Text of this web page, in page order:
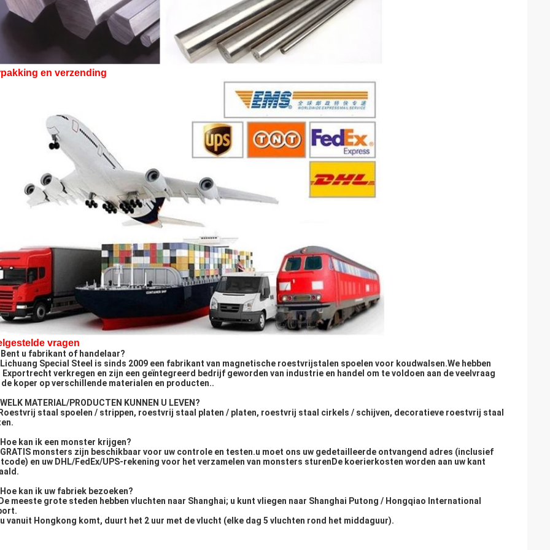
en verzending
vragen
Bent u fabrikant of handelaar?
Special Steel is sinds 2009 een fabrikant van magnetische roestvrijstalen spoelen voor koudwalsen.We hebben
Exportrecht verkregen en zijn een geïntegreerd bedrijf geworden van industrie en handel om te voldoen aan de veelvraag
de koper op verschillende materialen en producten..
MATERIAL/PRODUCTEN KUNNEN U LEVEN?
staal spoelen / strippen, roestvrij staal platen / platen, roestvrij staal cirkels / schijven, decoratieve roestvrij staal
kan ik een monster krijgen?
monsters zijn beschikbaar voor uw controle en testen.u moet ons uw gedetailleerde ontvangend adres (inclusief
en uw DHL/FedEx/UPS-rekening voor het verzamelen van monsters sturenDe koerierkosten worden aan uw kant
kan ik uw fabriek bezoeken?
meeste grote steden hebben vluchten naar Shanghai; u kunt vliegen naar Shanghai Putong / Hongqiao International
vanuit Hongkong komt, duurt het 2 uur met de vlucht (elke dag 5 vluchten rond het middaguur).